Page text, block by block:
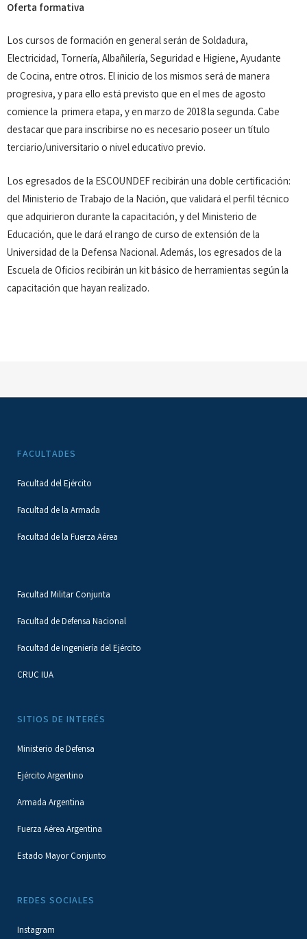
Oferta formativa
Los cursos de formación en general serán de Soldadura,
Electricidad, Tornería, Albañilería, Seguridad e Higiene, Ayudante
de Cocina, entre otros. El inicio de los mismos será de manera
progresiva, y para ello está previsto que en el mes de agosto
comience la primera etapa, y en marzo de 2018 la segunda. Cabe
destacar que para inscribirse no es necesario poseer un título
terciario/universitario o nivel educativo previo.
Los egresados de la ESCOUNDEF recibirán una doble certificación:
del Ministerio de Trabajo de la Nación, que validará el perfil técnico
que adquirieron durante la capacitación, y del Ministerio de
Educación, que le dará el rango de curso de extensión de la
Universidad de la Defensa Nacional. Además, los egresados de la
Escuela de Oficios recibirán un kit básico de herramientas según la
capacitación que hayan realizado.
FACULTADES
Facultad del Ejército
Facultad de la Armada
Facultad de la Fuerza Aérea
Facultad Militar Conjunta
Facultad de Defensa Nacional
Facultad de Ingeniería del Ejército
CRUC IUA
SITIOS DE INTERÉS
Ministerio de Defensa
Ejército Argentino
Armada Argentina
Fuerza Aérea Argentina
Estado Mayor Conjunto
REDES SOCIALES
Instagram